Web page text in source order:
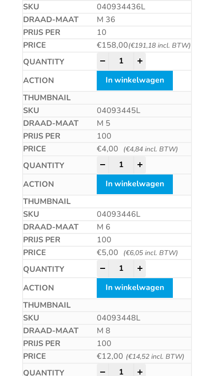
040934436L
M 36
10
€158,00(€191,18incl. BTW)
Zeskantmoer met linkse
In winkelwagen
04093445L
M 5
100
€4,00 (€4,84incl. BTW)
Zeskantmoer met linkse
In winkelwagen
04093446L
M 6
100
€5,00 (€6,05incl. BTW)
Zeskantmoer met linkse
In winkelwagen
04093448L
M 8
100
€12,00 (€14,52incl. BTW)
Zeskantmoer met linkse